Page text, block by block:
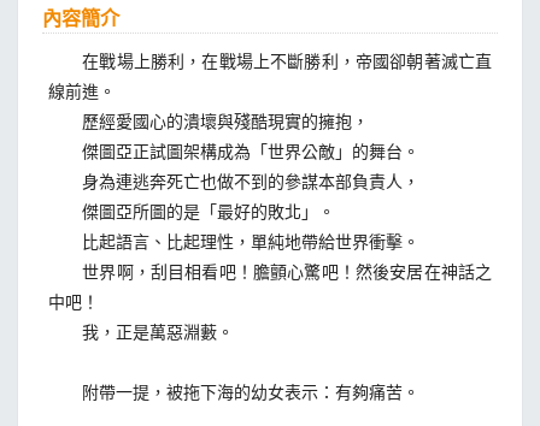
內容簡介
在戰場上勝利，在戰場上不斷勝利，帝國卻朝著滅亡直
線前進。
歷經愛國心的潰壞與殘酷現實的擁抱，
傑圖亞正試圖架構成為「世界公敵」的舞台。
身為連逃奔死亡也做不到的參謀本部負責人，
傑圖亞所圖的是「最好的敗北」。
比起語言、比起理性，單純地帶給世界衝擊。
世界啊，刮目相看吧！膽顫心驚吧！然後安居在神話之
中吧！
我，正是萬惡淵藪。
附帶一提，被拖下海的幼女表示：有夠痛苦。